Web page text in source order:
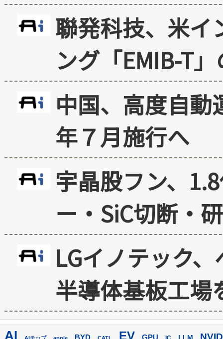
聯発科技、米イ
ング「EMIB-T
中国、高度自
年７月施行へ
宇晶股フン、
ー・SiC切断・
LGイノテック
半導体基板工場
AI EV